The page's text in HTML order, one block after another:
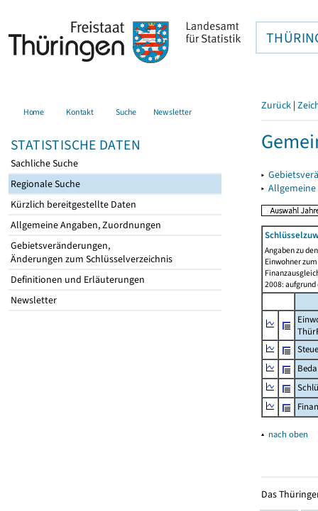
Home Kontakt Suche Newsletter
STATISTISCHE DATEN
Sachliche Suche
Regionale Suche
Kürzlich bereitgestellte Daten
Allgemeine Angaben, Zuordnungen
Gebietsveränderungen,
Änderungen zum Schlüsselverzeichnis
Definitionen und Erläuterungen
Newsletter
Zurück |
▸
▸
Angaben zu
Einwohner
2008:
▴ nach oben
Das